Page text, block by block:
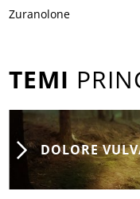
Zuranolone
TEMI
DOLORE